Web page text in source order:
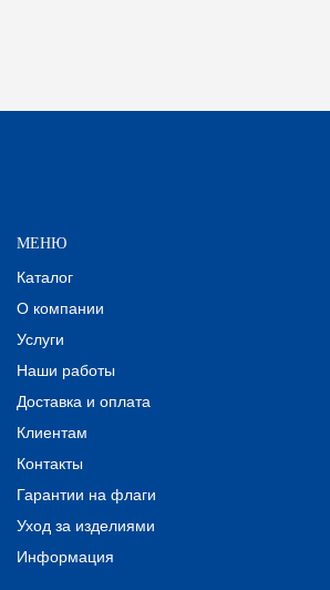
МЕНЮ
Каталог
О компании
Услуги
Наши работы
Доставка и оплата
Клиентам
Контакты
Гарантии на флаги
Уход за изделиями
Информация